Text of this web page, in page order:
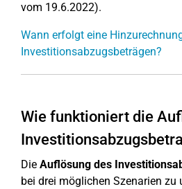
vom 19.6.2022).
Wann erfolgt eine
Investitionsabzugsbeträgen?
Wie funktioniert die
Die Auflösung des
bei drei möglichen Szenarien zu